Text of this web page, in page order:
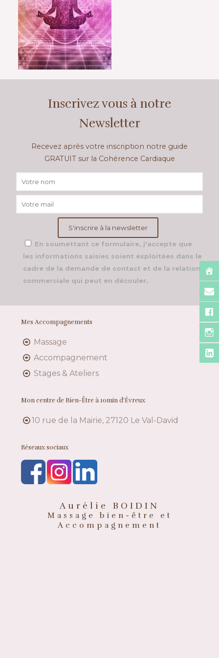
Inscrivez vous à notre
Newsletter
Recevez après votre inscription notre guide
GRATUIT sur la Cohérence Cardiaque
En soumettant ce formulaire, j'accepte que
les informations saisies soient exploitées dans le
cadre de la demande de contact et de la relation
commerciale qui peut en découler.
Mes Accompagnements
Massage
Accompagnement
Stages & Ateliers
Mon centre de Bien-Être à 10min d’Évreux
10 rue de la Mairie, 27120 Le Val-David
Réseaux sociaux
Aurélie BOIDIN
Massage bien-être et
Accompagnement